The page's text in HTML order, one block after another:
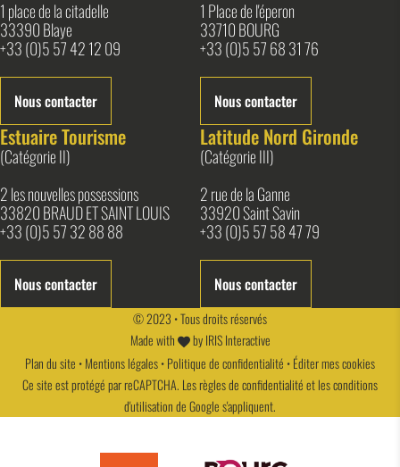
1 place de la citadelle
33390 Blaye
+33 (0)5 57 42 12 09
Nous contacter
1 Place de l'éperon
33710 BOURG
+33 (0)5 57 68 31 76
Nous contacter
Estuaire Tourisme
(Catégorie II)
2 les nouvelles possessions
33820 BRAUD ET SAINT LOUIS
+33 (0)5 57 32 88 88
Nous contacter
Latitude Nord Gironde
(Catégorie III)
2 rue de la Ganne
33920 Saint Savin
+33 (0)5 57 58 47 79
Nous contacter
© 2023 • Tous droits réservés
Made with
byIRIS Interactive
Plan du site •Mentions légales•Politique de confidentialité •Éditer mes cookies
Ce site est protégé par reCAPTCHA. Lesrègles de confidentialitéet lesconditions
d'utilisationde Google s'appliquent.